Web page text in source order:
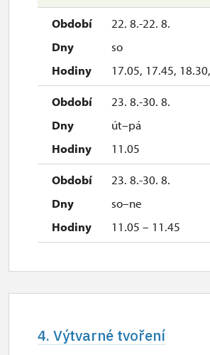
22. 8.-22. 8.
so
17.05, 17.45,
23. 8.-30. 8.
út–pá
11.05
23. 8.-30. 8.
so–ne
11.05 – 11.45
4. Výtvarné tvoření